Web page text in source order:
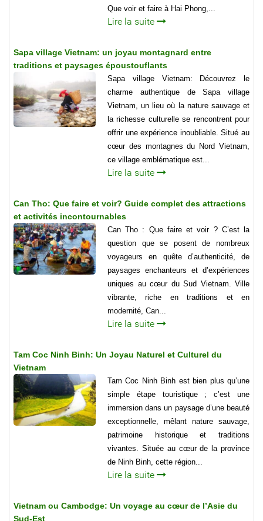
Que voir et faire à Hai Phong,...
Lire la suite
Sapa village Vietnam: un joyau montagnard entre
traditions et paysages époustouflants
Sapa village Vietnam: Découvrez le
charme authentique de Sapa village
Vietnam, un lieu où la nature sauvage et
la richesse culturelle se rencontrent pour
offrir une expérience inoubliable. Situé au
cœur des montagnes du Nord Vietnam,
ce village emblématique est...
Lire la suite
Can Tho: Que faire et voir? Guide complet des attractions
et activités incontournables
Can Tho : Que faire et voir ? C’est la
question que se posent de nombreux
voyageurs en quête d’authenticité, de
paysages enchanteurs et d’expériences
uniques au cœur du Sud Vietnam. Ville
vibrante, riche en traditions et en
modernité, Can...
Lire la suite
Tam Coc Ninh Binh: Un Joyau Naturel et Culturel du
Vietnam
Tam Coc Ninh Binh est bien plus qu’une
simple étape touristique ; c’est une
immersion dans un paysage d’une beauté
exceptionnelle, mêlant nature sauvage,
patrimoine historique et traditions
vivantes. Située au cœur de la province
de Ninh Binh, cette région...
Lire la suite
Vietnam ou Cambodge: Un voyage au cœur de l’Asie du
Sud-Est